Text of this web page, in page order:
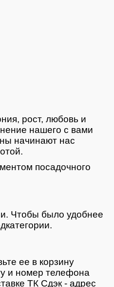
рост, любовь и
нашего с вами
начинают нас
посадочного
Чтобы было удобнее
ее в корзину
и номер телефона
ТК Сдэк - адрес